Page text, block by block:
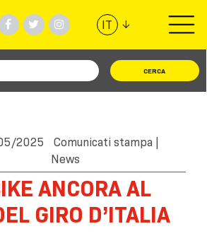
IT ↓
2025
Comunicati stampa
News
ANCORA AL
GIRO D’ITALIA